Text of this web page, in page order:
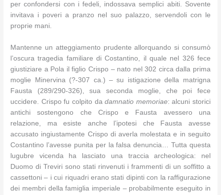
per confondersi con i fedeli, indossava semplici abiti. Sovente
invitava i poveri a pranzo nel suo palazzo, servendoli con le
proprie mani.
Mantenne un atteggiamento prudente allorquando si consumò
l’oscura tragedia familiare di Costantino, il quale nel 326 fece
giustiziare a Pola il figlio Crispo – nato nel 302 circa dalla prima
moglie Minervina (?-307 ca.) – su istigazione della matrigna
Fausta (289/290-326), sua seconda moglie, che poi fece
uccidere. Crispo fu colpito dadamnatio memoriae: alcuni storici
antichi sostengono che Crispo e Fausta avessero una
relazione, ma esiste anche l’ipotesi che Fausta avesse
accusato ingiustamente Crispo di averla molestata e in seguito
Costantino l’avesse punita per la falsa denuncia… Tutta questa
lugubre vicenda ha lasciato una traccia archeologica: nel
Duomo di Treviri sono stati rinvenuti i frammenti di un soffitto a
cassettoni – i cui riquadri erano stati dipinti con la raffigurazione
dei membri della famiglia imperiale – probabilmente eseguito in